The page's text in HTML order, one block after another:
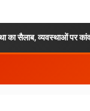
का सैलाब, व्यवस्थाओं पर